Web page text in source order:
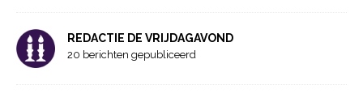
REDACTIE DE VRIJDAGAVOND
20 berichten gepubliceerd